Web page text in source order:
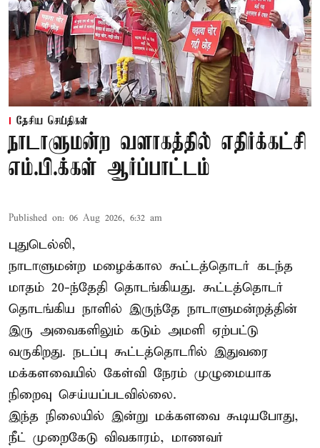
தேசிய செய்திகள்
நாடாளுமன்ற வளாகத்தில் எதிர்க்கட்சி
எம்.பி.க்கள் ஆர்ப்பாட்டம்
Published on: 06 Aug 2026, 6:32 am
புதுடெல்லி,
நாடாளுமன்ற மழைக்கால கூட்டத்தொடர் கடந்த
மாதம் 20-ந்தேதி தொடங்கியது. கூட்டத்தொடர்
தொடங்கிய நாளில் இருந்தே நாடாளுமன்றத்தின்
இரு அவைகளிலும் கடும் அமளி ஏற்பட்டு
வருகிறது. நடப்பு கூட்டத்தொடரில் இதுவரை
மக்களவையில் கேள்வி நேரம் முழுமையாக
நிறைவு செய்யப்படவில்லை.
இந்த நிலையில் இன்று மக்களவை கூடியபோது,
நீட் முறைகேடு விவகாரம், மாணவர்